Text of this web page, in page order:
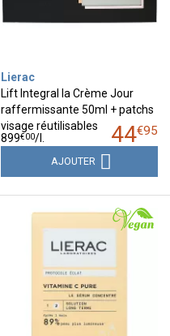
Lierac
Lift Integral la Crème Jour
raffermissante 50ml + patchs
visage réutilisables
44€95
899€00/
AJOUTER